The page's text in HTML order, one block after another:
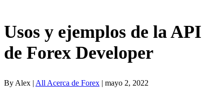
Usos y ejemplos de la API
de Forex Developer
By Alex | All Acerca de Forex | mayo 2, 2022